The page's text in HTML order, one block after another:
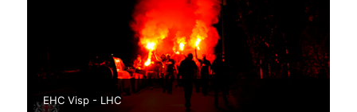
EHC Visp - LHC